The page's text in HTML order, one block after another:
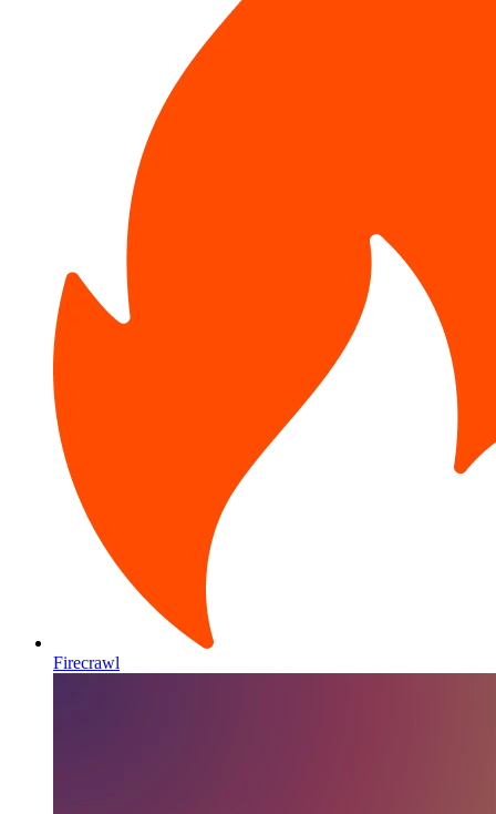
Firecrawl